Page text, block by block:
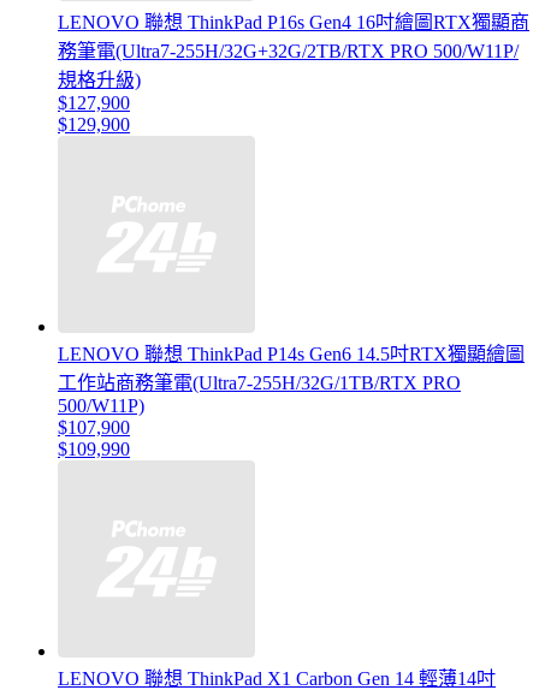
LENOVO 聯想 ThinkPad P16s Gen4 16吋繪圖RTX獨顯商
務筆電(Ultra7-255H/32G+32G/2TB/RTX PRO 500/W11P/
規格升級)
$127,900
$129,900
LENOVO 聯想 ThinkPad P14s Gen6 14.5吋RTX獨顯繪圖
工作站商務筆電(Ultra7-255H/32G/1TB/RTX PRO
500/W11P)
$107,900
$109,990
LENOVO 聯想 ThinkPad X1 Carbon Gen 14 輕薄14吋